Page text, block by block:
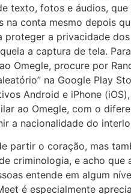
texto, fotos e áudios, que
na conta mesmo depois
proteger a privacidade
a captura de tela.
Omegle, procure por
na Google Play
Android e iPhone
ao Omegle, com o
a nacionalidade do
partir o coração, mas
criminologia, e acho que
entende em algum
é especialmente